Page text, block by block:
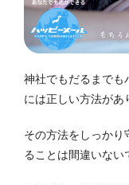
神社でもだるまでも
には正しい方法があ
その方法をしっかり
ることは間違いない